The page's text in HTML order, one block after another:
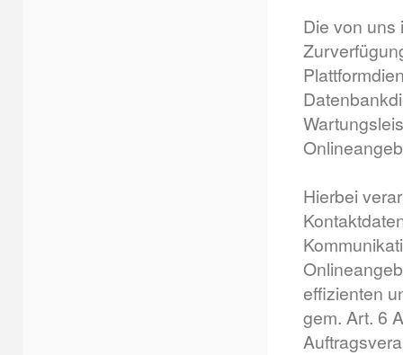
Die von uns
Hierbei
effizienten
gem. Art. 6